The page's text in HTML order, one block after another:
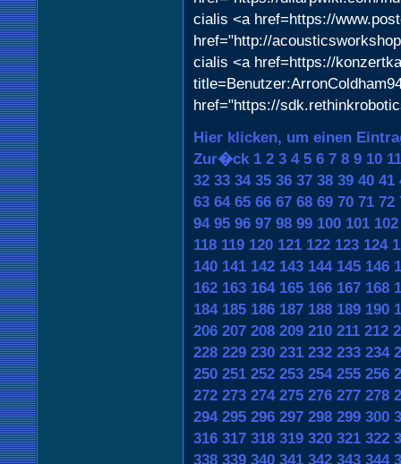
cialis <a href=https://
href="http://
cialis <a href=https://
href="https://
Hier klicken, um einen
Zur�ck 1 2 3 4 5 6 7 8 9 10 11
32 33 34 35 36 37 38 39 40 41
63 64 65 66 67 68 69 70 71 72
94 95 96 97 98 99 100 101 102
118 119 120 121 122 123 124
140 141 142 143 144 145 146
162 163 164 165 166 167 168
184 185 186 187 188 189 190
206 207 208 209 210 211 212
228 229 230 231 232 233 234
250 251 252 253 254 255 256
272 273 274 275 276 277 278
294 295 296 297 298 299 300
316 317 318 319 320 321 322
338 339 340 341 342 343 344